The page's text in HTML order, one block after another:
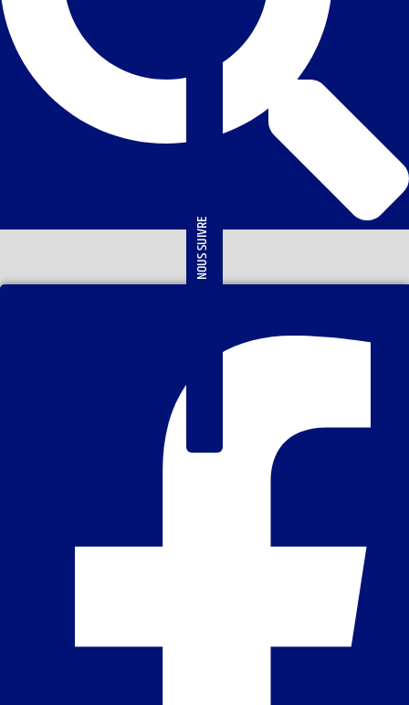
NOUS SUIVRE